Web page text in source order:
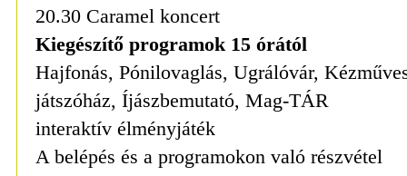
20.30 Caramel koncert
Kiegészítő programok 15 órától
Hajfonás, Pónilovaglás, Ugrálóvár,
játszóház, Íjászbemutató, Mag-TÁR
interaktív élményjáték
A belépés és a programokon való részvétel